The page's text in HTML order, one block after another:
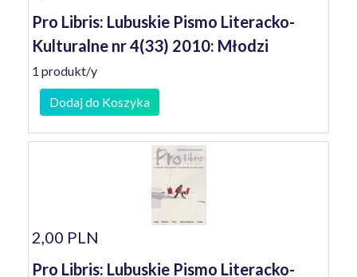
Pro Libris: Lubuskie Pismo Literacko-
Kulturalne nr 4(33) 2010: Młodzi
1 produkt/y
Dodaj do Koszyka
2,00 PLN
Pro Libris: Lubuskie Pismo Literacko-